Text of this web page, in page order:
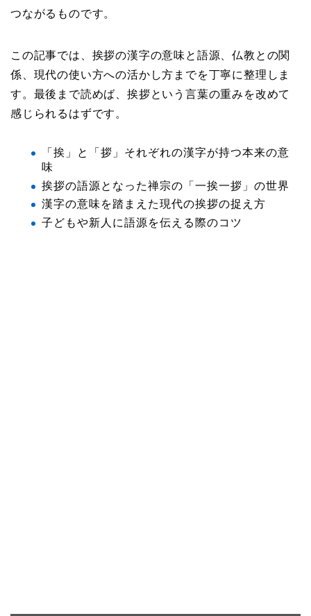
つながるものです。
この記事では、挨拶の漢字の意味と語源、仏教との関
係、現代の使い方への活かし方までを丁寧に整理しま
す。最後まで読めば、挨拶という言葉の重みを改めて
感じられるはずです。
「挨」と「拶」それぞれの漢字が持つ本来の意
味
挨拶の語源となった禅宗の「一挨一拶」の世界
漢字の意味を踏まえた現代の挨拶の捉え方
子どもや新人に語源を伝える際のコツ